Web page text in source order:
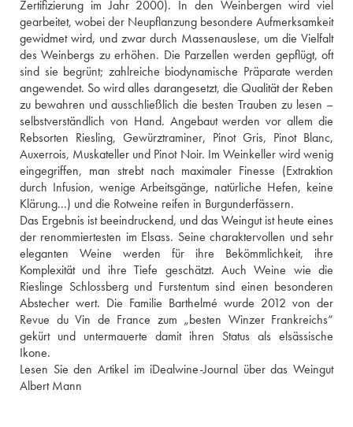
Zertifizierung im Jahr 2000). In den Weinbergen wird viel
gearbeitet, wobei der Neupflanzung besondere Aufmerksamkeit
gewidmet wird, und zwar durch Massenauslese, um die Vielfalt
des Weinbergs zu erhöhen. Die Parzellen werden gepflügt, oft
sind sie begrünt; zahlreiche biodynamische Präparate werden
angewendet. So wird alles darangesetzt, die Qualität der Reben
zu bewahren und ausschließlich die besten Trauben zu lesen –
selbstverständlich von Hand. Angebaut werden vor allem die
Rebsorten Riesling, Gewürztraminer, Pinot Gris, Pinot Blanc,
Auxerrois, Muskateller und Pinot Noir. Im Weinkeller wird wenig
eingegriffen, man strebt nach maximaler Finesse (Extraktion
durch Infusion, wenige Arbeitsgänge, natürliche Hefen, keine
Klärung...) und die Rotweine reifen in Burgunderfässern.
Das Ergebnis ist beeindruckend, und das Weingut ist heute eines
der renommiertesten im Elsass. Seine charaktervollen und sehr
eleganten Weine werden für ihre Bekömmlichkeit, ihre
Komplexität und ihre Tiefe geschätzt. Auch Weine wie die
Rieslinge Schlossberg und Furstentum sind einen besonderen
Abstecher wert. Die Familie Barthelmé wurde 2012 von der
Revue du Vin de France zum „besten Winzer Frankreichs“
gekürt und untermauerte damit ihren Status als elsässische
Ikone.
Lesen Sie den Artikel im iDealwine-Journal über das Weingut
Albert Mann